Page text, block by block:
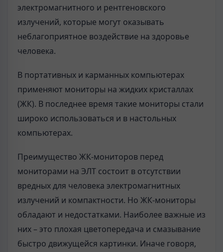
электромагнитного и рентгеновского
излучений, которые могут оказывать
неблагоприятное воздействие на здоровье
человека.
В портативных и карманных компьютерах
применяют мониторы на жидких кристаллах
(ЖК). В последнее время такие мониторы стали
широко использоваться и в настольных
компьютерах.
Преимущество ЖК-мониторов перед
мониторами на ЭЛТ состоит в отсутствии
вредных для человека электромагнитных
излучений и компактности. Но ЖК-мониторы
обладают и недостатками. Наиболее важные из
них – это плохая цветопередача и смазывание
быстро движущейся картинки. Иначе говоря,